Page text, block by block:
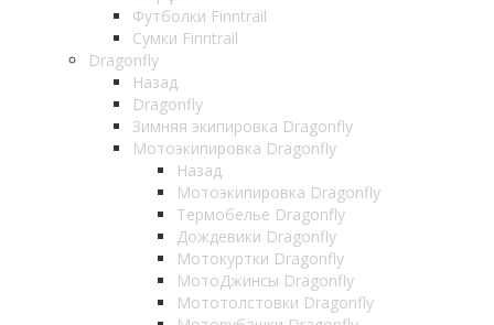
Футболки Finntrail
Сумки Finntrail
Dragonfly
Назад
Dragonfly
Зимняя экипировка Dragonfly
Мотоэкипировка Dragonfly
Назад
Мотоэкипировка Dragonfly
Термобелье Dragonfly
Дождевики Dragonfly
Мотокуртки Dragonfly
МотоДжинсы Dragonfly
Мототолстовки Dragonfly